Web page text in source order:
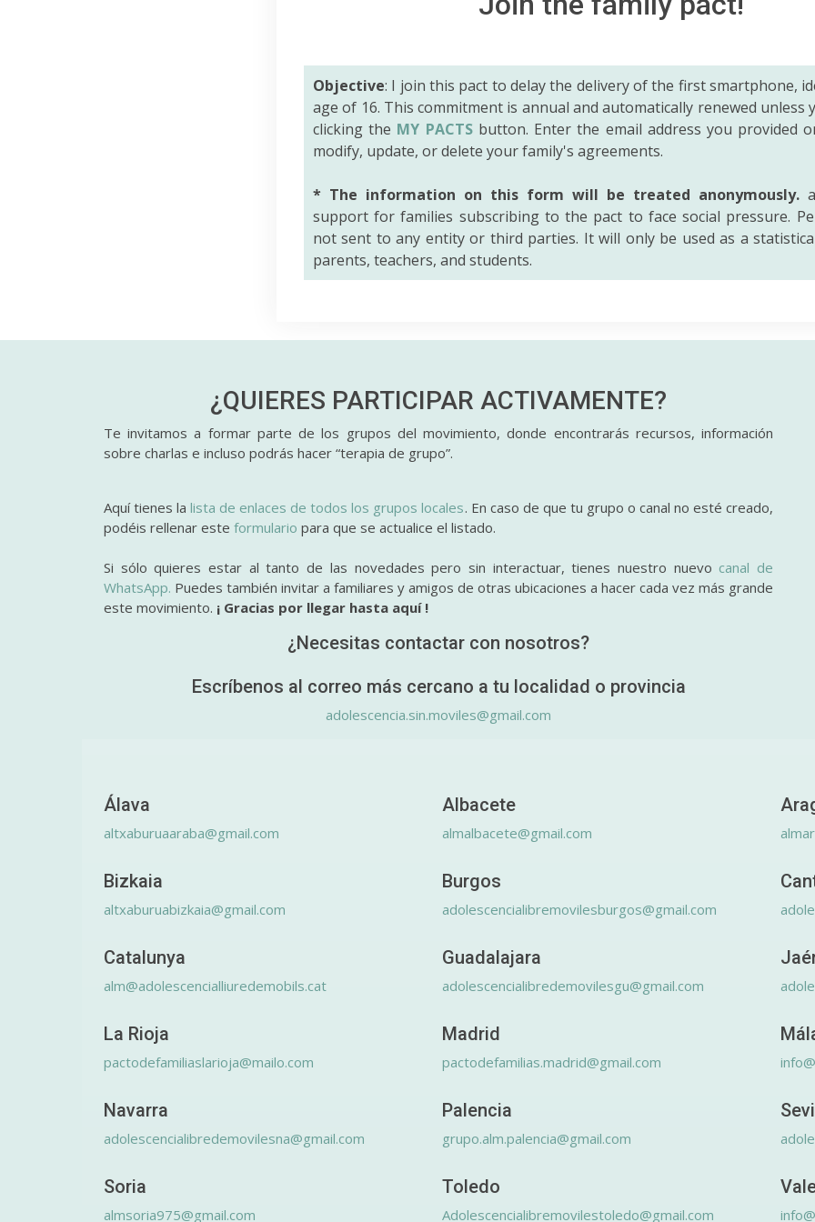
Objective: I join this pact to delay the delivery of the first smartphone,
age of 16. This commitment is annual and automatically renewed unless
clicking the MY PACTSbutton. Enter the email address you provided
modify, update, or delete your family's agreements.
* The information on this form will be treated anonymously.
support for families subscribing to the pact to face social pressure.
not sent to any entity or third parties. It will only be used as a
parents, teachers, and students.
¿QUIERES PARTICIPAR ACTIVAMENTE?
Te invitamos a formar parte de los grupos del movimiento, donde encontrarás recursos, información
sobre charlas e incluso podrás hacer “terapia de grupo”.
Aquí tienes lalista de enlaces de todos los grupos locales. En caso de que tu grupo o canal no esté creado,
podéis rellenar este formulario para que se actualice el listado.
Si sólo quieres estar al tanto de las novedades pero sin interactuar, tienes nuestro nuevo canal de
WhatsApp. Puedes también invitar a familiares y amigos de otras ubicaciones a hacer cada vez más grande
este movimiento. ¡ Gracias por llegar hasta aquí !
¿Necesitas contactar con nosotros?
Escríbenos al correo más cercano a tu localidad o provincia
adolescencia.sin.moviles@gmail.com
Álava
altxaburuaaraba@gmail.com
Albacete
almalbacete@gmail.com
Bizkaia
altxaburuabizkaia@gmail.com
Burgos
adolescencialibremovilesburgos@gmail.com
Catalunya
alm@adolescencialliuredemobils.cat
Guadalajara
adolescencialibredemovilesgu@gmail.com
La Rioja
pactodefamiliaslarioja@mailo.com
Madrid
pactodefamilias.madrid@gmail.com
Navarra
adolescencialibredemovilesna@gmail.com
Palencia
grupo.alm.palencia@gmail.com
Soria
almsoria975@gmail.com
Toledo
Adolescencialibremovilestoledo@gmail.com